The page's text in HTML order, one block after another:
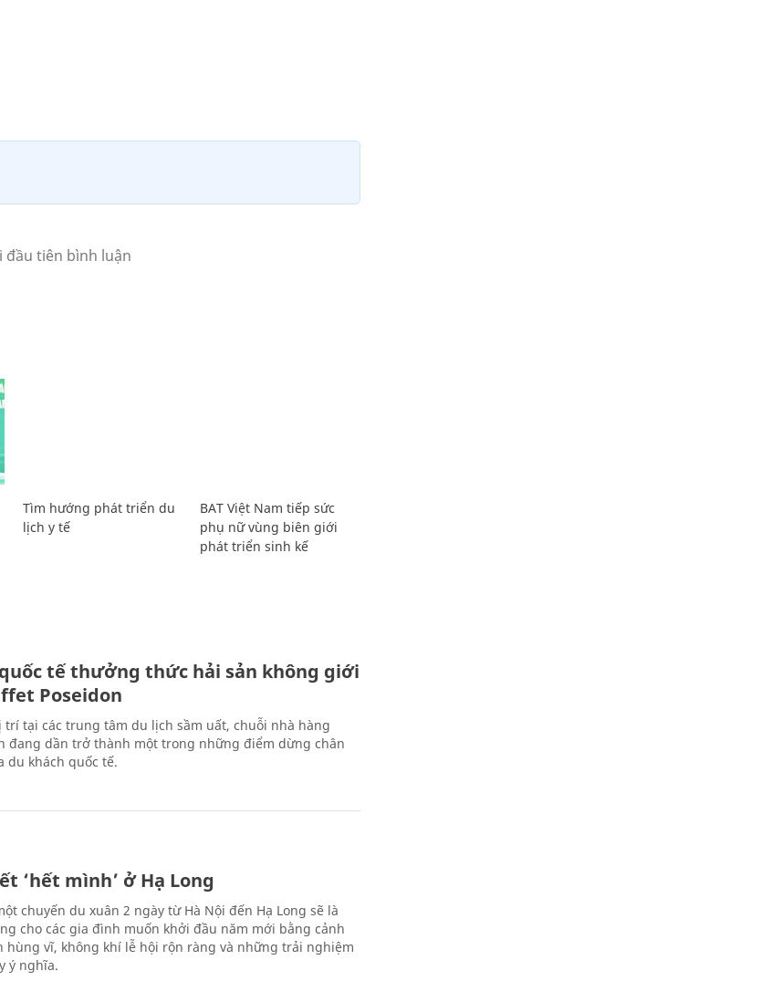
Tìm hướng phát triển du
lịch y tế
BAT Việt Nam tiếp sức
phụ nữ vùng biên giới
phát triển sinh kế
tế thưởng thức hải sản không giới
Poseidon
trí tại các trung tâm du lịch sầm uất, chuỗi nhà hàng
đang dần trở thành một trong những điểm dừng chân
du khách quốc tế.
‘hết mình’ ở Hạ Long
chuyến du xuân 2 ngày từ Hà Nội đến Hạ Long sẽ là
cho các gia đình muốn khởi đầu năm mới bằng cảnh
hùng vĩ, không khí lễ hội rộn ràng và những trải nghiệm
ý nghĩa.